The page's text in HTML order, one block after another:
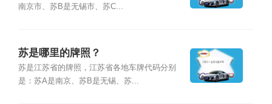
南京市、苏B是无锡市、苏C...
苏是哪里的牌照？
苏是江苏省的牌照，江苏省各地车牌代码分别
是：苏A是南京、苏B是无锡、苏...